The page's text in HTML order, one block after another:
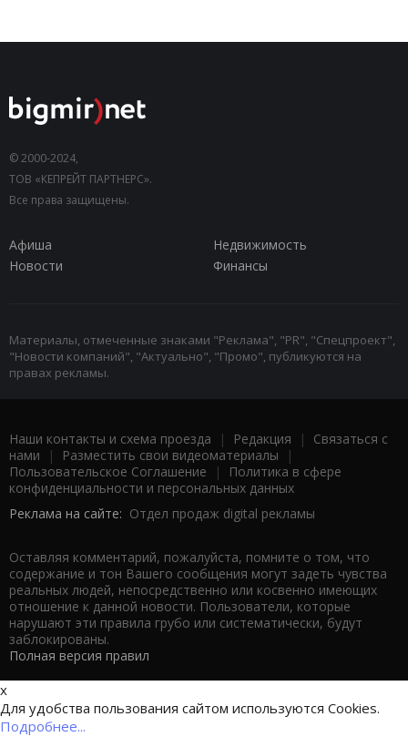
© 2000-2024,
ТОВ «КЕПРЕЙТ ПАРТНЕРС».
Все права защищены.
Афиша
Недвижимость
Новости
Финансы
Материалы, отмеченные знаками "Реклама", "PR", "Спецпроект",
"Новости компаний", "Актуально", "Промо", публикуются на
правах рекламы.
Наши контакты и схема проезда | Редакция | Связаться с
нами | Разместить свои видеоматериалы |
Пользовательское Соглашение |
Политика в сфере
конфиденциальности и персональных данных
Реклама на сайте: Отдел продаж digital рекламы
Оставляя комментарий, пожалуйста, помните о том, что
содержание и тон Вашего сообщения могут задеть чувства
реальных людей, непосредственно или косвенно имеющих
отношение к данной новости. Пользователи, которые
нарушают эти правила грубо или систематически, будут
заблокированы.
Полная версия правил
x
Для удобства пользования сайтом используются Cookies.
Подробнее...